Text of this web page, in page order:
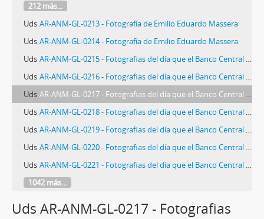
212 más...
Uds AR-ANM-GL-0213 - Fotografía de Emilio Eduardo Massera
Uds AR-ANM-GL-0214 - Fotografía de Emilio Eduardo Massera
Uds AR-ANM-GL-0215 - Fotografias del día que el Banco Central determinó una nueva devaluación de la moneda
Uds AR-ANM-GL-0216 - Fotografias del día que el Banco Central determinó una nueva devaluación de la moneda
Uds AR-ANM-GL-0217 - Fotografias del día que el Banco Central determinó una nueva devaluación de la moneda
Uds AR-ANM-GL-0218 - Fotografias del día que el Banco Central determinó una nueva devaluación de la moneda
Uds AR-ANM-GL-0219 - Fotografias del día que el Banco Central determinó una nueva devaluación de la moneda
Uds AR-ANM-GL-0220 - Fotografias del día que el Banco Central determinó una nueva devaluación de la moneda
Uds AR-ANM-GL-0221 - Fotografias del día que el Banco Central determinó una nueva devaluación de la moneda
1042 más...
Uds AR-ANM-GL-0217 - Fotografias